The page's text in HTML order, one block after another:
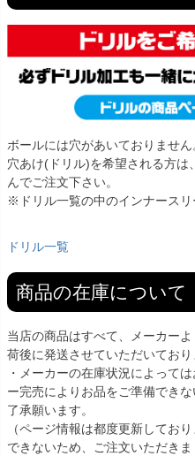
ボールには穴があいておりません
穴あけ(ドリル)を希望される方
んでご注文下さい。
※ドリル一覧の中のインナースリ
ドリル一覧
商品の在庫について
当店の商品はすべて、メーカー
荷後に発送させていただいており
・メーカーの在庫状況によって
ー完売によりお品をご準備でき
了承願います。
（ページ情報は都度更新してお
できないため、ご注文いただき